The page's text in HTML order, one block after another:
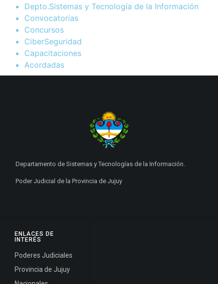
Depto.Sistemas y Tecnología de la Información
Convocatorias
Concursos
CiberSeguridad
Capacitaciones
Acordadas
ENLACES DE
INTERÉS
Poderes Judiciales
Provincia de Jujuy
Departamento de Sistemas y Tecnologías de la Información.
Poder Judicial de la Provincia de Jujuy